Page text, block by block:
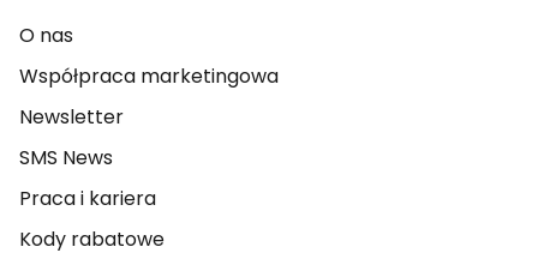
O nas
Współpraca marketingowa
Newsletter
SMS News
Praca i kariera
Kody rabatowe